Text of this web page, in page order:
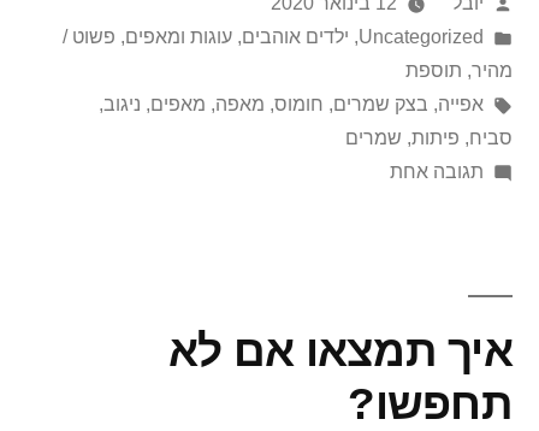
אשכנזיפת
על
ידי
Posted
in
Uncategorized
, ילדים אוהבים, עוגות ומאפים, פשוט /
מהיר, תוספת
תגיות:
אפייה, בצק שמרים, חומוס, מאפה, מאפים, ניגוב,
סביח, פיתות, שמרים
תגובה אחתעל
איך תמצאו אם לא
תחפשו?